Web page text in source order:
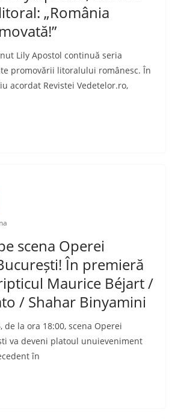
„România
Lily Apostol continuă seria
promovării litoralului românesc. În
acordat Revistei Vedetelor.ro,
scena Operei
În premieră
Maurice Béjart /
/ Shahar Binyamini
de la ora 18:00, scena Operei
va deveni platoul unuieveniment
în